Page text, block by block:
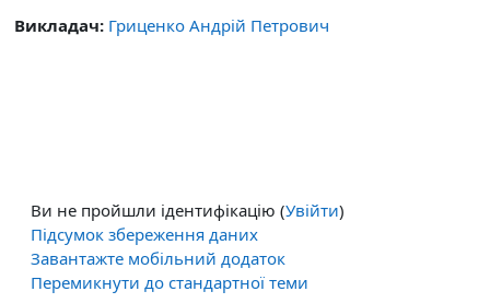
Викладач: Гриценко Андрій Петрович
Ви не пройшли ідентифікацію (Увійти)
Підсумок збереження даних
Завантажте мобільний додаток
Перемикнути до стандартної теми